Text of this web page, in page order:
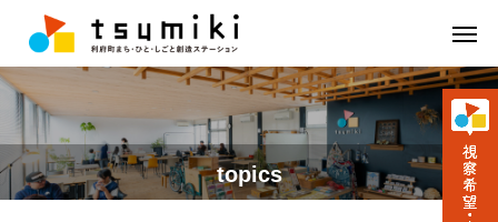
topics